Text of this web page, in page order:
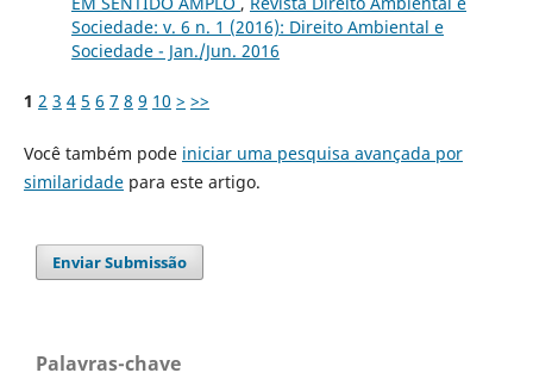
Sociedade: v. 6 n. 1 (2016): Direito Ambiental e
Sociedade - Jan./Jun. 2016
1 2 3 4 5 6 7 8 9 10 > >>
Você também pode iniciar uma pesquisa avançada por
similaridadepara este artigo.
Enviar Submissão
Palavras-chave